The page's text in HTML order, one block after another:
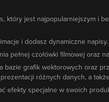
który jest najpopularniejszym i
i dodasz dynamiczne napisy.
pełnej czołówki filmowej oraz
bazie grafik wektorowych oraz
różnych danych, a
efekty specjalne w swoich